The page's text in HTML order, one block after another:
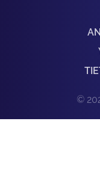
©